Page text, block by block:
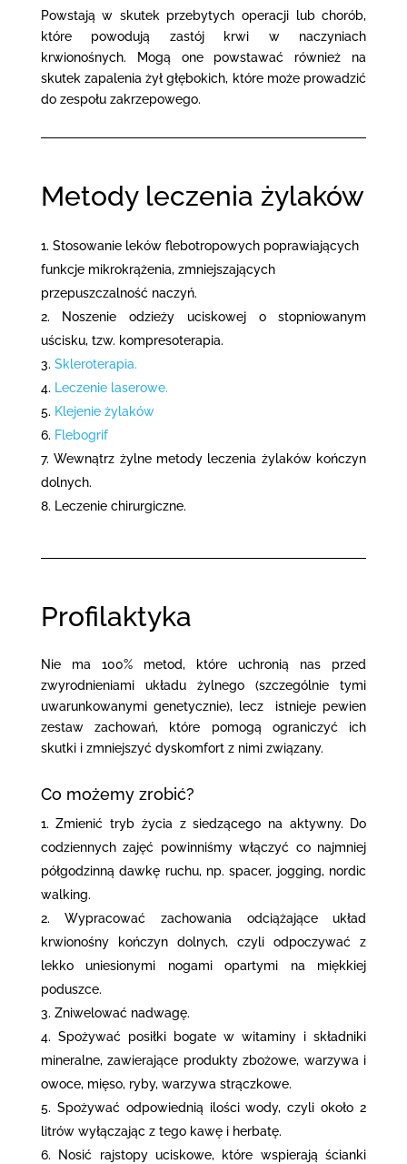
Powstają w skutek przebytych operacji lub chorób,
które powodują zastój krwi w naczyniach
krwionośnych. Mogą one powstawać również na
skutek zapalenia żył głębokich, które może prowadzić
do zespołu zakrzepowego.
Metody leczenia żylaków
Stosowanie leków flebotropowych poprawiających
funkcje mikrokrążenia, zmniejszających
przepuszczalność naczyń.
Noszenie odzieży uciskowej o stopniowanym
uścisku, tzw. kompresoterapia.
Skleroterapia.
Leczenie laserowe.
Klejenie żylaków
Flebogrif
Wewnątrz żylne metody leczenia żylaków kończyn
dolnych.
Leczenie chirurgiczne.
Profilaktyka
Nie ma 100% metod, które uchronią nas przed
zwyrodnieniami układu żylnego (szczególnie tymi
uwarunkowanymi genetycznie), lecz istnieje pewien
zestaw zachowań, które pomogą ograniczyć ich
skutki i zmniejszyć dyskomfort z nimi związany.
Co możemy zrobić?
Zmienić tryb życia z siedzącego na aktywny. Do
codziennych zajęć powinniśmy włączyć co najmniej
półgodzinną dawkę ruchu, np. spacer, jogging, nordic
walking.
Wypracować zachowania odciążające układ
krwionośny kończyn dolnych, czyli odpoczywać z
lekko uniesionymi nogami opartymi na miękkiej
poduszce.
Zniwelować nadwagę.
Spożywać posiłki bogate w witaminy i składniki
mineralne, zawierające produkty zbożowe, warzywa i
owoce, mięso, ryby, warzywa strączkowe.
Spożywać odpowiednią ilości wody, czyli około 2
litrów wyłączając z tego kawę i herbatę.
Nosić rajstopy uciskowe, które wspierają ścianki